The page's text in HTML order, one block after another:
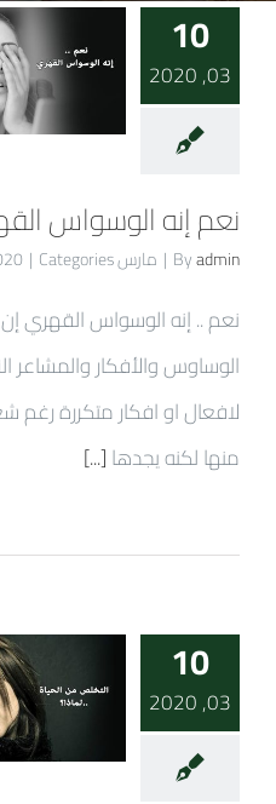
10
03, 2020
نعم إنه الوسواس
Byadmin
| مارس 10th, 2020 | Categories:
نعم .. إنه الوسواس القهري
الوساوس والأفكار والمشاعر
لافعال او افكار متكررة
منها لكنه يجدها[...]
10
03, 2020